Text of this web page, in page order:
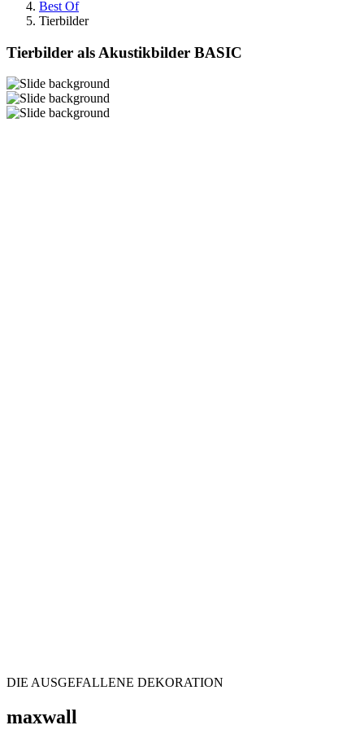
Best Of
Tierbilder
Tierbilder als Akustikbilder BASIC
DIE AUSGEFALLENE DEKORATION
maxwall